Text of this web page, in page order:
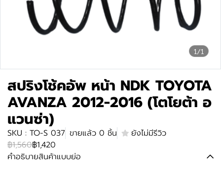
1/1
สปริงโช้คอัพ หน้า NDK TOYOTA
AVANZA 2012-2016 (โตโยต้า อ
แวนซ่า)
SKU : TO-S 037 ขายแล้ว 0 ชิ้น
ยังไม่มีรีวิว
฿1,560฿1,420
คำอธิบายสินค้าแบบย่อ